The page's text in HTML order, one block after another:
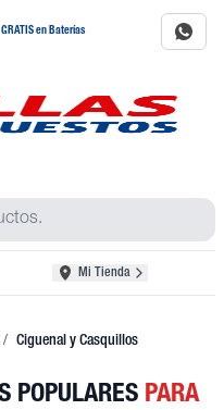
en Baterías
Mi Tienda
/ Ciguenal y Casquillos
POPULARES PARA